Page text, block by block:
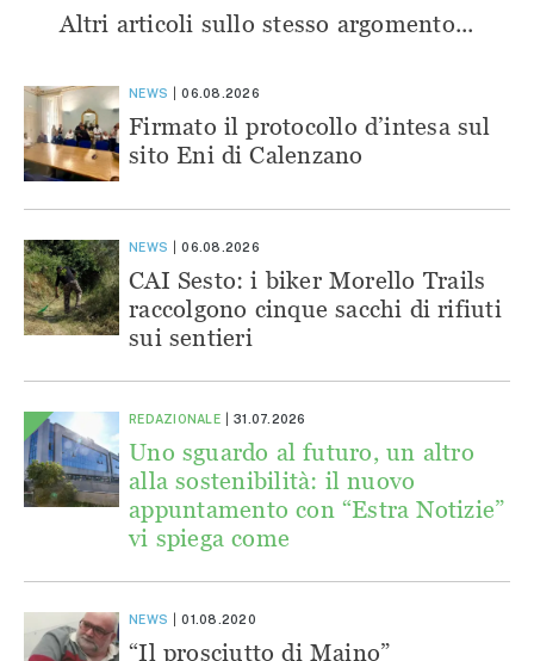
Altri articoli sullo stesso argomento...
NEWS 06.08.2026
Firmato il protocollo d’intesa sul
sito Eni di Calenzano
NEWS 06.08.2026
CAI Sesto: i biker Morello Trails
raccolgono cinque sacchi di rifiuti
sui sentieri
REDAZIONALE 31.07.2026
Uno sguardo al futuro, un altro
alla sostenibilità: il nuovo
appuntamento con “Estra Notizie”
vi spiega come
NEWS 01.08.2020
“Il prosciutto di Maino”